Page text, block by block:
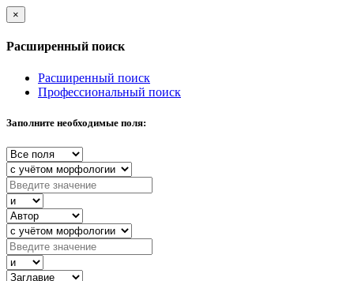
×
Расширенный поиск
Расширенный поиск
Профессиональный поиск
Заполните необходимые поля: